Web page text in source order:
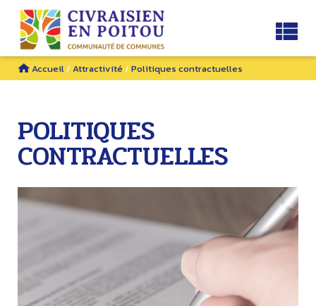
Accueil/ Attractivité/ Politiques contractuelles
POLITIQUES
CONTRACTUELLES